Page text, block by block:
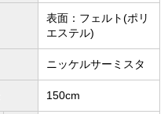
表面：フェルト(ポリ
エステル)
ニッケルサーミスタ
150cm